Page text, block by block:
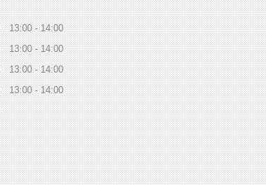
13:00
14:00
13:00
14:00
13:00
14:00
13:00
14:00